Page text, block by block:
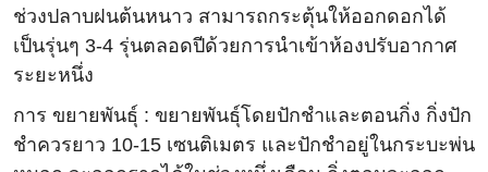
ช่วงปลาบฝนต้นหนาว สามารถกระตุ้นให้ออกดอกได้
เป็นรุ่นๆ 3-4 รุ่นตลอดปีด้วยการนำเข้าห้องปรับอากาศ
ระยะหนึ่ง
การ ขยายพันธุ์ : ขยายพันธุ์โดยปักชำและตอนกิ่ง กิ่งปัก
ชำควรยาว 10-15 เซนติเมตร และปักชำอยู่ในกระบะพ่น